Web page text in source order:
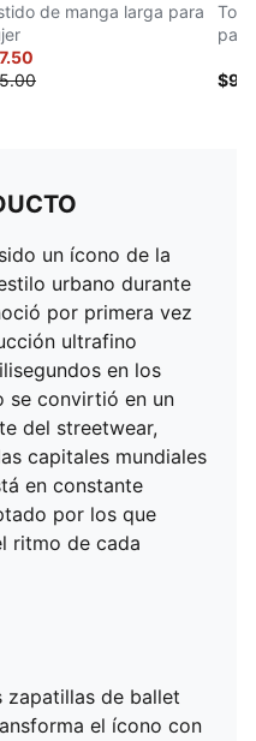
de manga larga para
Top
un ícono de la
urbano durante
por primera vez
ultrafino
en los
se convirtió en un
del streetwear,
capitales mundiales
en constante
por los que
ritmo de cada
zapatillas de ballet
el ícono con